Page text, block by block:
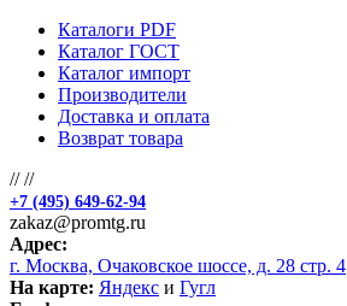
Каталоги PDF
Каталог ГОСТ
Каталог импорт
Производители
Доставка и оплата
Возврат товара
////
+7 (495) 649-62-94
zakaz@promtg.ru
Адрес:
г. Москва, Очаковское шоссе, д. 28 стр. 4
На карте: Яндекс и Гугл